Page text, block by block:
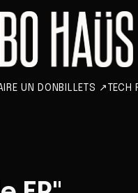
UN DON BILLETS ↗ TECH